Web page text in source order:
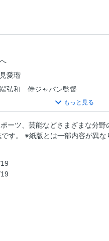
愛瑠
弘和 侍ジャパン監督
郎
上 彰
ーツ、芸能などさまざまな分
す。 ※紙版とは一部内容が異な